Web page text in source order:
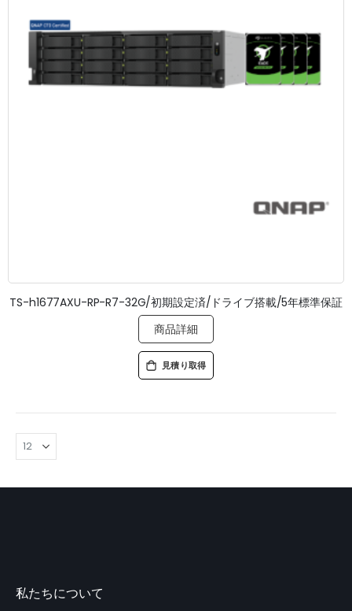
TS-h1677AXU-RP-R7-32G/初期設定済/ドライブ搭載/5年標準保証
商品詳細
見積り取得
私たちについて